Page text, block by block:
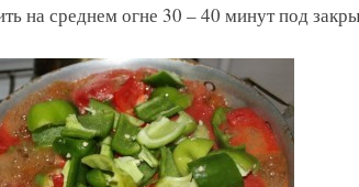
на среднем огне 30 – 40 минут под